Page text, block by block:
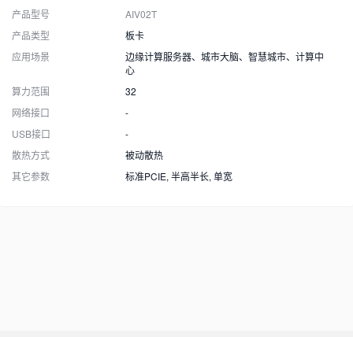
产品型号
AIV02T
产品类型
板卡
应用场景
边缘计算服务器、城市大脑、智慧城市、计算中
心
算力范围
32
网络接口
-
USB接口
-
散热方式
被动散热
其它参数
标准PCIE, 半高半长, 单宽